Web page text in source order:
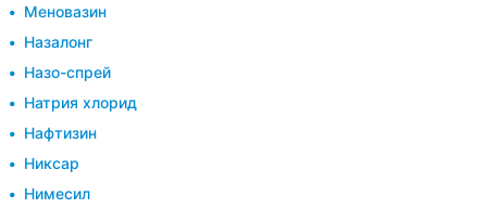
Меновазин
Назалонг
Назо-спрей
Натрия хлорид
Нафтизин
Никсар
Нимесил